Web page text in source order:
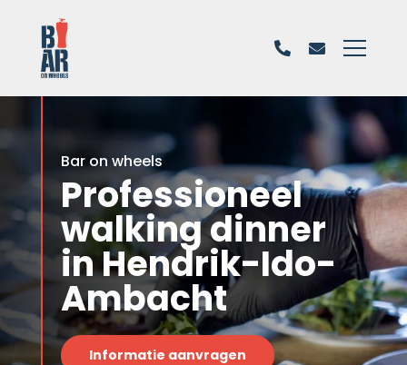
Bar on wheels
Professioneel
walking dinner
in Hendrik-Ido-
Ambacht
Informatie aanvragen